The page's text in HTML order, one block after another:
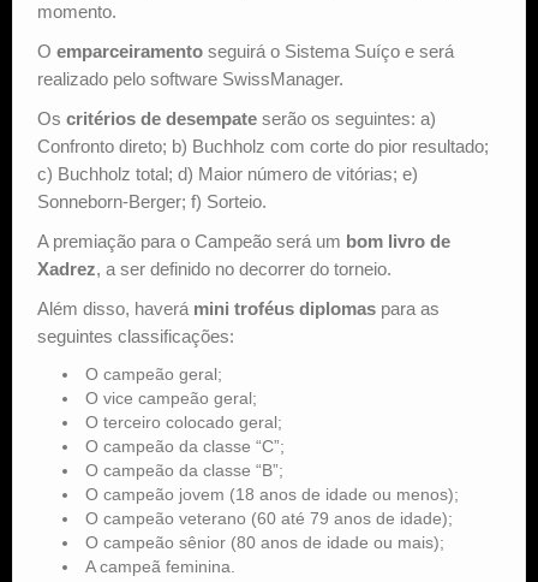
momento.
O emparceiramento seguirá o Sistema Suíço e será
realizado pelo software SwissManager.
Os critérios de desempate serão os seguintes: a)
Confronto direto; b) Buchholz com corte do pior resultado;
c) Buchholz total; d) Maior número de vitórias; e)
Sonneborn-Berger; f) Sorteio.
A premiação para o Campeão será um bom livro de
Xadrez, a ser definido no decorrer do torneio.
Além disso, haverá mini troféus diplomas para as
seguintes classificações:
O campeão geral;
O vice campeão geral;
O terceiro colocado geral;
O campeão da classe “C”;
O campeão da classe “B”;
O campeão jovem (18 anos de idade ou menos);
O campeão veterano (60 até 79 anos de idade);
O campeão sênior (80 anos de idade ou mais);
A campeã feminina.